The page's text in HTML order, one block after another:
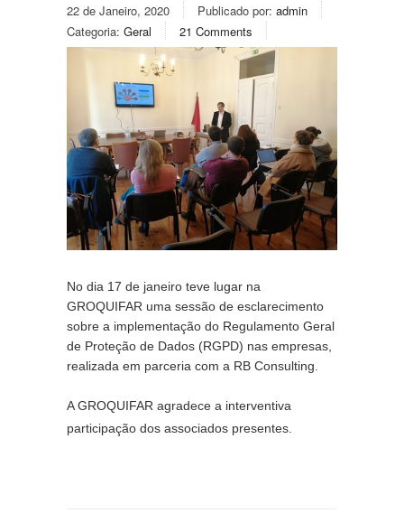
22 de Janeiro, 2020 Publicado por: admin
Categoria: Geral 21 Comments
No dia 17 de janeiro teve lugar na
GROQUIFAR uma sessão de esclarecimento
sobre a implementação do Regulamento Geral
de Proteção de Dados (RGPD) nas empresas,
realizada em parceria com a RB Consulting.
A GROQUIFAR agradece a interventiva
participação dos associados presentes.